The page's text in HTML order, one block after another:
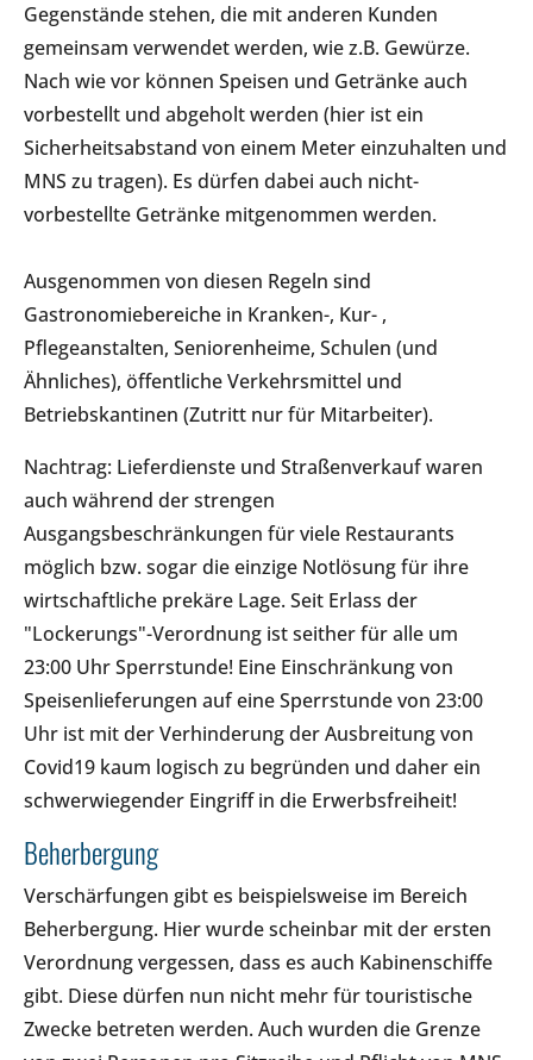
Gegenstände stehen, die mit anderen Kunden
gemeinsam verwendet werden, wie z.B. Gewürze.
Nach wie vor können Speisen und Getränke auch
vorbestellt und abgeholt werden (hier ist ein
Sicherheitsabstand von einem Meter einzuhalten und
MNS zu tragen). Es dürfen dabei auch nicht-
vorbestellte Getränke mitgenommen werden.
Ausgenommen von diesen Regeln sind
Gastronomiebereiche in Kranken-, Kur- ,
Pflegeanstalten, Seniorenheime, Schulen (und
Ähnliches), öffentliche Verkehrsmittel und
Betriebskantinen (Zutritt nur für Mitarbeiter).
Nachtrag: Lieferdienste und Straßenverkauf waren
auch während der strengen
Ausgangsbeschränkungen für viele Restaurants
möglich bzw. sogar die einzige Notlösung für ihre
wirtschaftliche prekäre Lage. Seit Erlass der
"Lockerungs"-Verordnung ist seither für alle um
23:00 Uhr Sperrstunde! Eine Einschränkung von
Speisenlieferungen auf eine Sperrstunde von 23:00
Uhr ist mit der Verhinderung der Ausbreitung von
Covid19 kaum logisch zu begründen und daher ein
schwerwiegender Eingriff in die Erwerbsfreiheit!
Beherbergung
Verschärfungen gibt es beispielsweise im Bereich
Beherbergung. Hier wurde scheinbar mit der ersten
Verordnung vergessen, dass es auch Kabinenschiffe
gibt. Diese dürfen nun nicht mehr für touristische
Zwecke betreten werden. Auch wurden die Grenze